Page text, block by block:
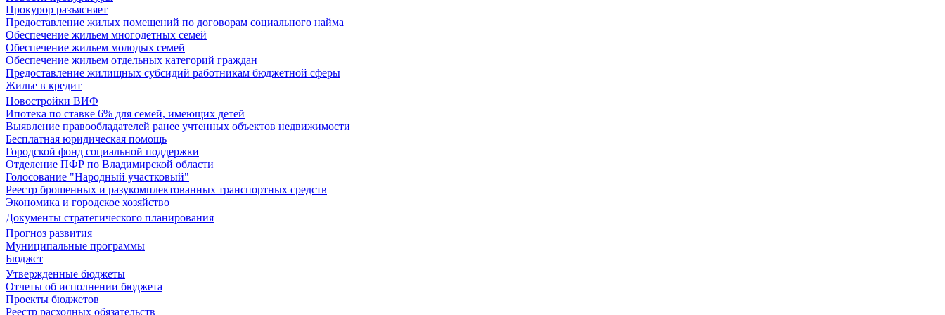
Прокурор разъясняет
Предоставление жилых помещений по договорам социального найма
Обеспечение жильем многодетных семей
Обеспечение жильем молодых семей
Обеспечение жильем отдельных категорий граждан
Предоставление жилищных субсидий работникам бюджетной сферы
Жилье в кредит
Новостройки ВИФ
Ипотека по ставке 6% для семей, имеющих детей
Выявление правообладателей ранее учтенных объектов недвижимости
Бесплатная юридическая помощь
Городской фонд социальной поддержки
Отделение ПФР по Владимирской области
Голосование "Народный участковый"
Реестр брошенных и разукомплектованных транспортных средств
Экономика и городское хозяйство
Документы стратегического планирования
Прогноз развития
Муниципальные программы
Бюджет
Утвержденные бюджеты
Отчеты об исполнении бюджета
Проекты бюджетов
Реестр расходных обязательств